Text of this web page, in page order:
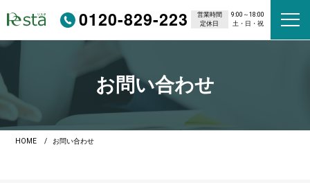
0120-829-223 営業時間
9:00～18:00
定休日
土・日・祝
お問い合わせ
HOME お問い合わせ